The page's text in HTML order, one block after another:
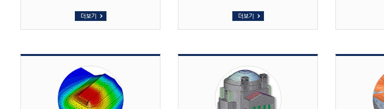
더보기 더보기